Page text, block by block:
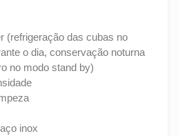
(refrigeração das cubas no
o dia, conservação noturna
no modo stand by)
inox